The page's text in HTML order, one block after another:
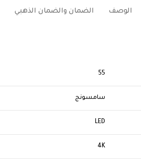
الوصف الضمان والضمان الذهبي
55
سامسونج
LED
4K